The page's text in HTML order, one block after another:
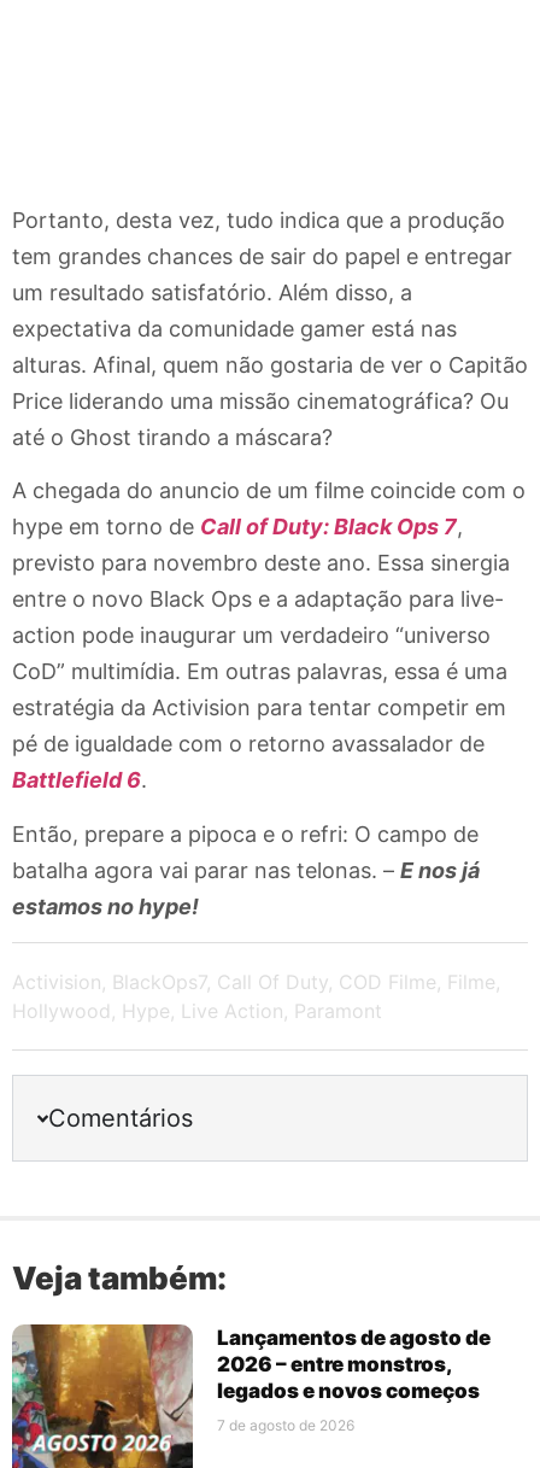
Portanto, desta vez, tudo indica que a produção
tem grandes chances de sair do papel e entregar
um resultado satisfatório. Além disso, a
expectativa da comunidade gamer está nas
alturas. Afinal, quem não gostaria de ver o Capitão
Price liderando uma missão cinematográfica? Ou
até o Ghost tirando a máscara?
A chegada do anuncio de um filme coincide com o
hype em torno de Call of Duty: Black Ops 7,
previsto para novembro deste ano. Essa sinergia
entre o novo Black Ops e a adaptação para live-
action pode inaugurar um verdadeiro “universo
CoD” multimídia. Em outras palavras, essa é uma
estratégia da Activision para tentar competir em
pé de igualdade com o retorno avassalador de
Battlefield 6.
Então, prepare a pipoca e o refri: O campo de
batalha agora vai parar nas telonas. – E nos já
estamos no hype!
Activision, BlackOps7, Call Of Duty, COD Filme, Filme,
Hollywood , Hype, Live Action, Paramont
Comentários
Veja também:
Lançamentos de agosto de
2026 – entre monstros,
legados e novos começos
7 de agosto de 2026